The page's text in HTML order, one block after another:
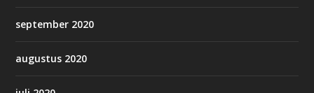
september 2020
augustus 2020